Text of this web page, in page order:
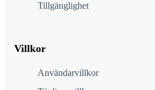
Tillgänglighet
Villkor
Användarvillkor